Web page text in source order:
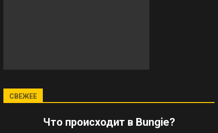
СВЕЖЕЕ
Что происходит в Bungie?